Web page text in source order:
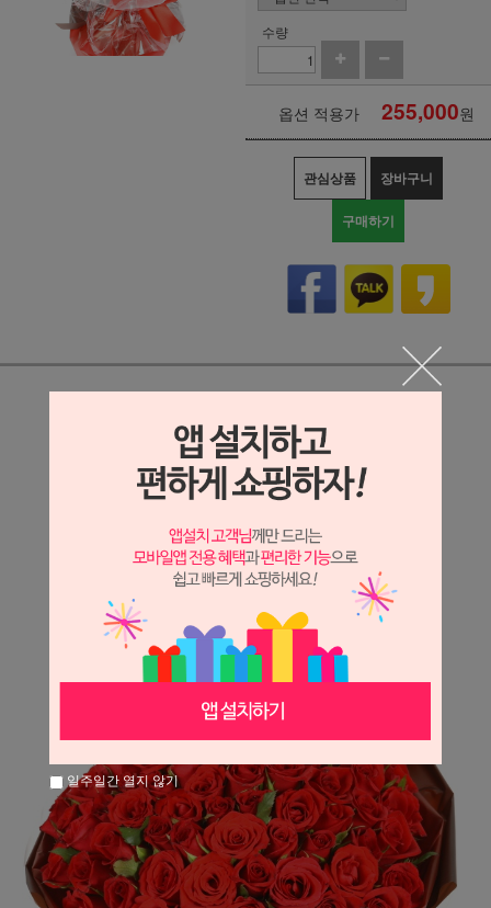
수량
옵션 적용가 255,000원
관심상품 장바구니
구매하기
상세정보 새창 열기
상세 정보를 확대해 보실 수 있습니다.
※ 필독해주세요 ※
는 시세 변동에 따라 가격이 달라질 수 있으니
문의 후 주문 바랍니다.
일주일간 열지 않기